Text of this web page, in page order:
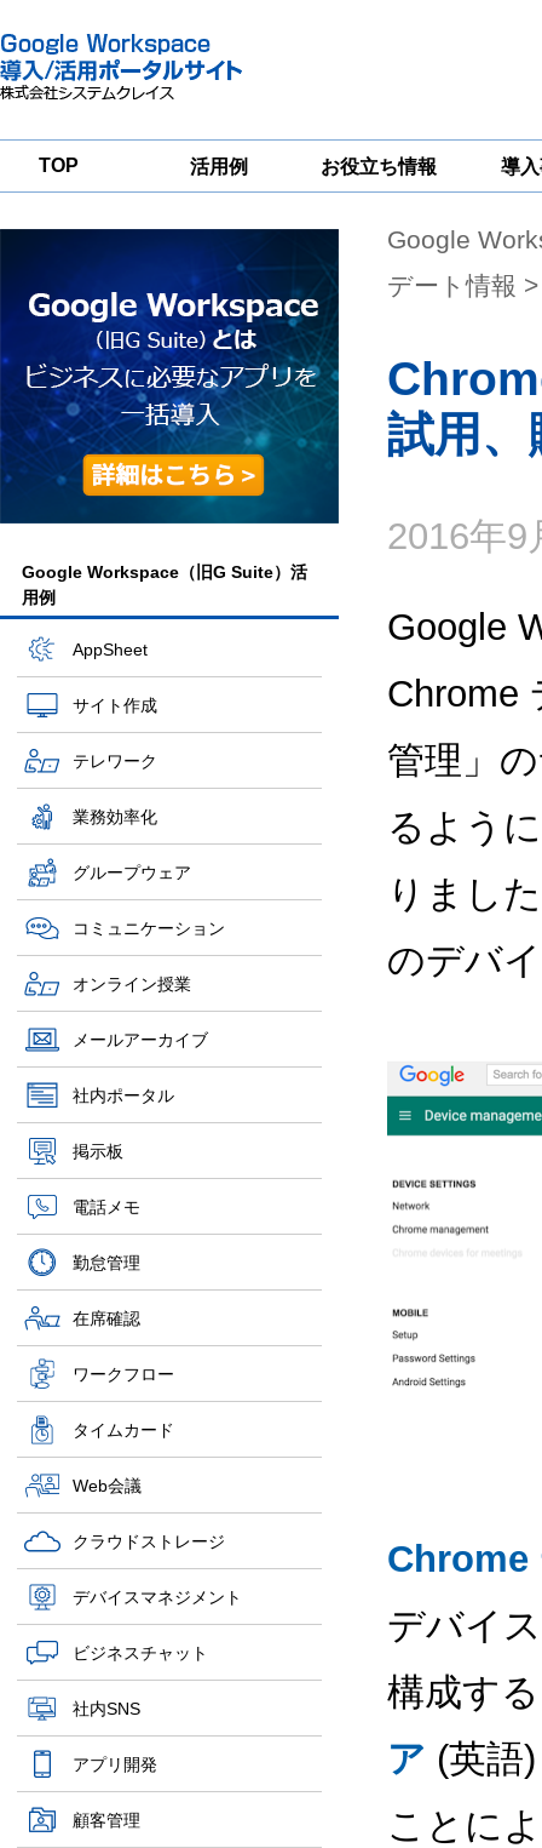
TOP 活用例 お役立ち情報
一
導
グループウェア
移行支援
Google
Workspace
セキュリティ
対策サービス
Google Workspace（旧G Suite）活
用例
AppSheet
サイト作成
テレワーク
業務効率化
グループウェア
コミュニケーション
オンライン授業
メールアーカイブ
社内ポータル
掲示板
電話メモ
勤怠管理
在席確認
ワークフロー
タイムカード
Web会議
クラウドストレージ
デバイスマネジメント
ビジネスチャット
社内SNS
アプリ開発
顧客管理
Google
デート情報
試用
2016年9
Google
Chrome
管理」
るよう
りまし
のデバ
Chrome
デバイ
構成す
ア (英語
ことに